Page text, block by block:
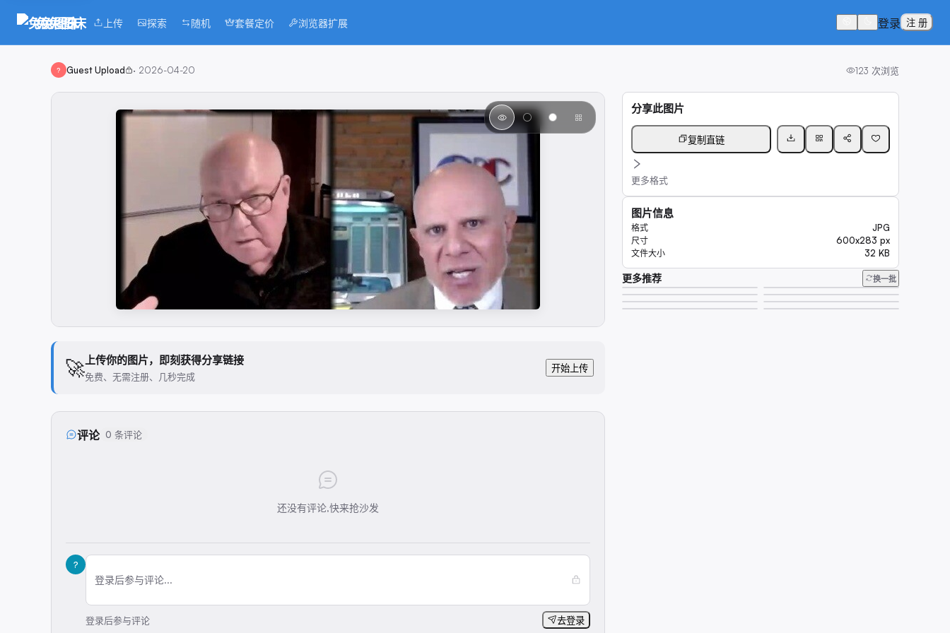
兔兔图床 上传 探索 随机 套餐定价 浏览器扩展 登录 注 册
? Guest Upload · 2026-04-20 123 次浏览
🚀上传你的图片，即刻获得分享链接
免费、无需注册、几秒完成
开始上传
评论 0 条评论
还没有评论,快来抢沙发
?
登录后参与评论...
登录后参与评论 去登录
分享此图片
复制直链
更多格式
图片信息
格式 JPG
尺寸 600x283 px
文件大小 32 KB
更多推荐 换一批